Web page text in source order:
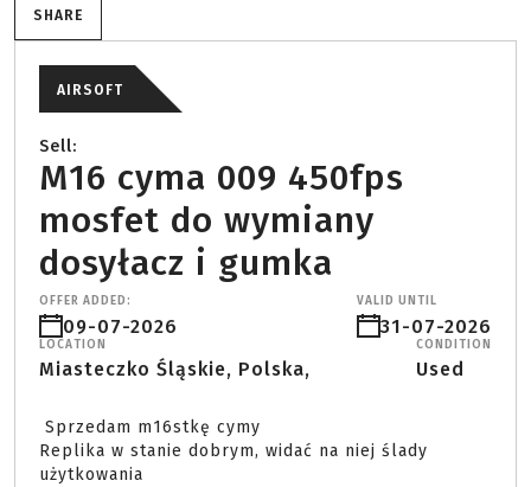
SHARE
AIRSOFT
Sell:
M16 cyma 009 450fps
mosfet do wymiany
dosyłacz i gumka
OFFER ADDED:
09-07-2026
VALID UNTIL
31-07-2026
LOCATION
Miasteczko Śląskie, Polska,
CONDITION
Used
Replika w stanie dobrym, widać na niej ślady
użytkowania